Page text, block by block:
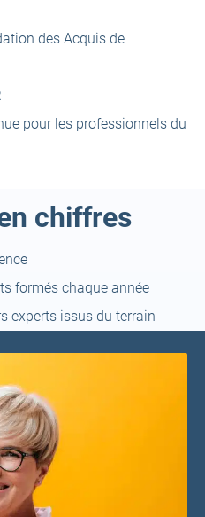
des Acquis de
pour les professionnels du
chiffres
formés chaque année
experts issus du terrain